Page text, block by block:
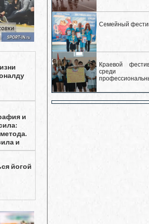
и
и
йогой
Семейный
Краевой
среди